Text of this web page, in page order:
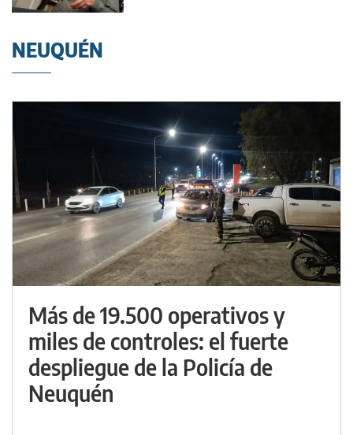
NEUQUÉN
Más de 19.500 operativos y
miles de controles: el fuerte
despliegue de la Policía de
Neuquén